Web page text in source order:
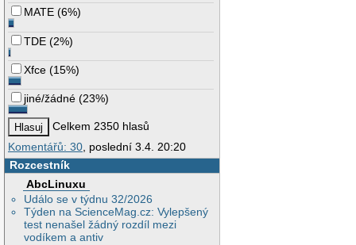
MATE (6%)
TDE (2%)
Xfce (15%)
jiné/žádné (23%)
Celkem 2350 hlasů
Komentářů: 30 , poslední 3.4. 20:20
Rozcestník
AbcLinuxu
Událo se v týdnu 32/2026
Týden na ScienceMag.cz: Vylepšený
test nenašel žádný rozdíl mezi
vodíkem a antiv